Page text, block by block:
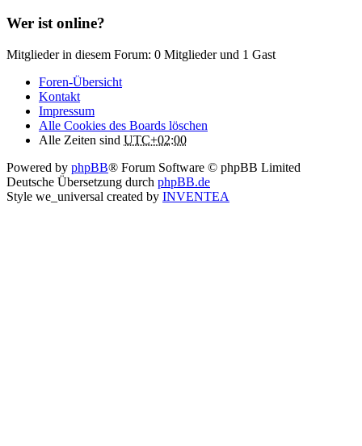
Wer ist online?
Mitglieder in diesem Forum: 0 Mitglieder und 1 Gast
Foren-Übersicht
Kontakt
Impressum
Alle Cookies des Boards löschen
Alle Zeiten sind UTC+02:00
Powered by phpBB® Forum Software © phpBB Limited
Deutsche Übersetzung durch phpBB.de
Style we_universal created by INVENTEA